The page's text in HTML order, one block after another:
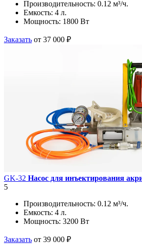
Производительность: 0.12 м³/ч.
Емкость: 4 л.
Мощность: 1800 Вт
Заказать от 37 000 ₽
GK-32 Насос для инъектирования
5
Производительность: 0.12 м³/ч.
Емкость: 4 л.
Мощность: 3200 Вт
Заказать от 39 000 ₽